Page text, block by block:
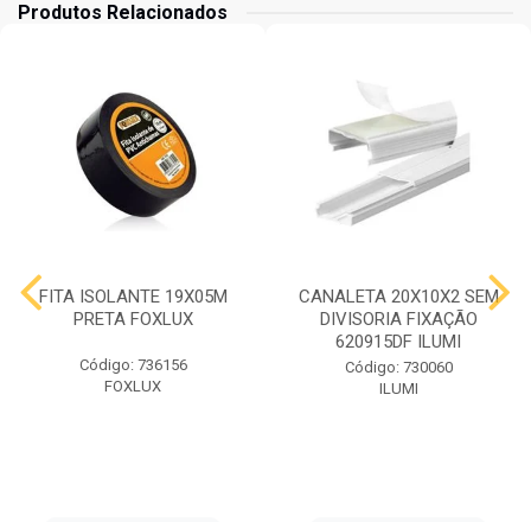
Produtos Relacionados
FITA ISOLANTE 19X05M
PRETA FOXLUX
Código: 736156
FOXLUX
CANALETA 20X10X2 SEM
DIVISORIA FIXAÇÃO
620915DF ILUMI
Código: 730060
ILUMI